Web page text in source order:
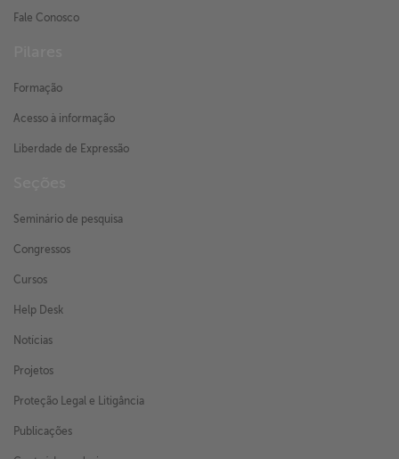
Fale Conosco
Formação
Acesso à informação
Liberdade de Expressão
Seminário de pesquisa
Congressos
Cursos
Help Desk
Notícias
Projetos
Proteção Legal e Litigância
Publicações